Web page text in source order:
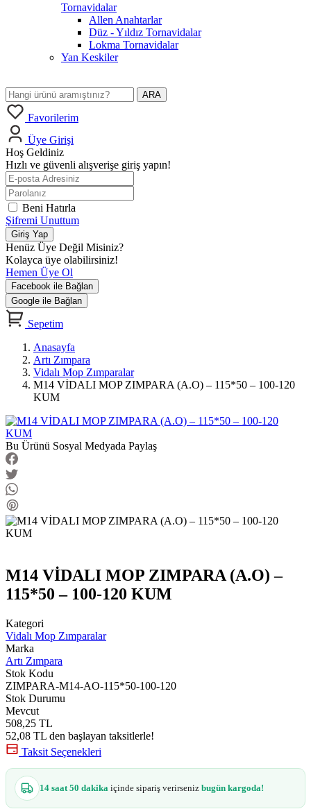
Tornavidalar
Allen Anahtarlar
Düz - Yıldız Tornavidalar
Lokma Tornavidalar
Yan Keskiler
ARA
Favorilerim
Üye Girişi
Hoş Geldiniz
Hızlı ve güvenli alışverişe giriş yapın!
Beni Hatırla
Şifremi Unuttum
Giriş Yap
Henüz Üye Değil Misiniz?
Kolayca üye olabilirsiniz!
Hemen Üye Ol
Facebook ile Bağlan
Google ile Bağlan
Sepetim
Anasayfa
Artı Zımpara
Vidalı Mop Zımparalar
M14 VİDALI MOP ZIMPARA (A.O) – 115*50 – 100-120
KUM
Bu Ürünü Sosyal Medyada Paylaş
M14 VİDALI MOP ZIMPARA (A.O) –
115*50 – 100-120 KUM
Kategori
Vidalı Mop Zımparalar
Marka
Artı Zımpara
Stok Kodu
ZIMPARA-M14-AO-115*50-100-120
Stok Durumu
Mevcut
508,25 TL
52,08 TL den başlayan taksitlerle!
Taksit Seçenekleri
14 saat 50 dakika içinde sipariş verirseniz bugün kargoda!